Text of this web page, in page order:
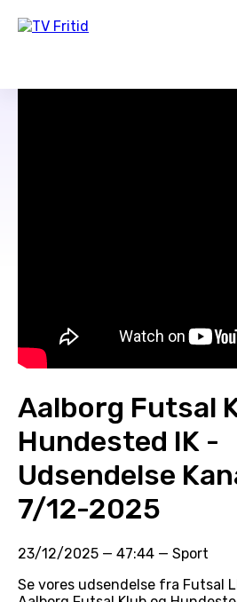
Aalborg Futsal
Hundested IK -
Udsendelse
7/12-2025
23/12/2025 — 47:44 — Sport
Se vores udsendelse fra Futsal